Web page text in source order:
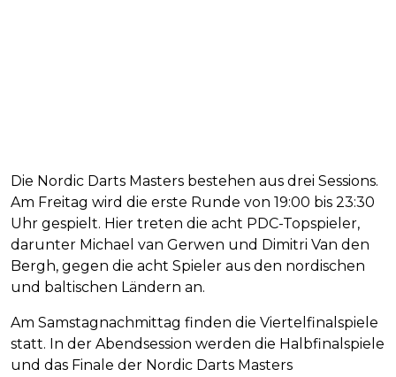
Die Nordic Darts Masters bestehen aus drei Sessions.
Am Freitag wird die erste Runde von 19:00 bis 23:30
Uhr gespielt. Hier treten die acht PDC-Topspieler,
darunter Michael van Gerwen und Dimitri Van den
Bergh, gegen die acht Spieler aus den nordischen
und baltischen Ländern an.
Am Samstagnachmittag finden die Viertelfinalspiele
statt. In der Abendsession werden die Halbfinalspiele
und das Finale der Nordic Darts Masters